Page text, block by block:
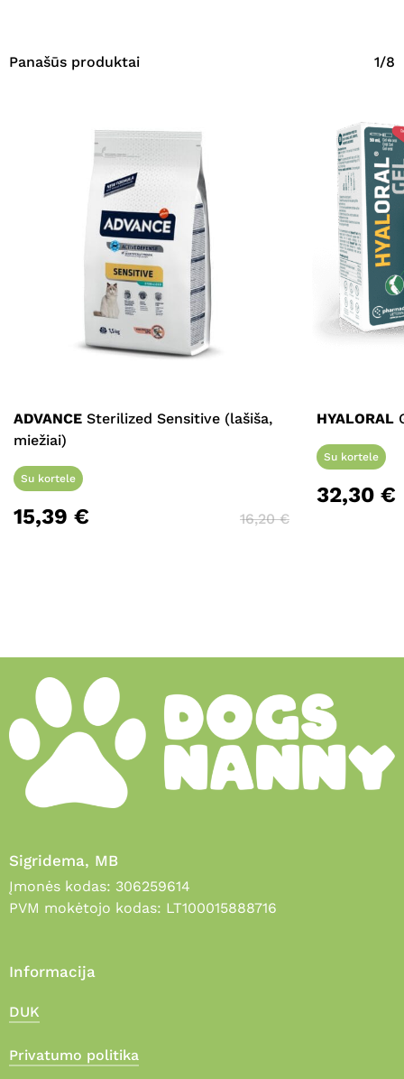
Panašūs produktai 1/8
ADVANCE Sterilized Sensitive (lašiša,
miežiai)
Su kortele
15,39 € 16,20€
HYALORAL
Su kortele
32,30 €
Sigridema, MB
Įmonės kodas: 306259614
PVM mokėtojo kodas: LT100015888716
Informacija
DUK
Privatumo politika